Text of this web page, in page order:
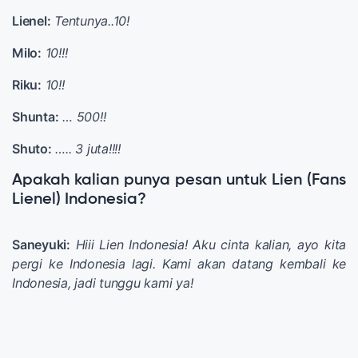
Lienel: Tentunya..10!
Milo: 10!!!
Riku: 10!!
Shunta: … 500!!
Shuto: ….. 3 juta!!!!
Apakah kalian punya pesan untuk Lien (Fans
Lienel) Indonesia?
Saneyuki: Hiii Lien Indonesia! Aku cinta kalian, ayo kita
pergi ke Indonesia lagi. Kami akan datang kembali ke
Indonesia, jadi tunggu kami ya!